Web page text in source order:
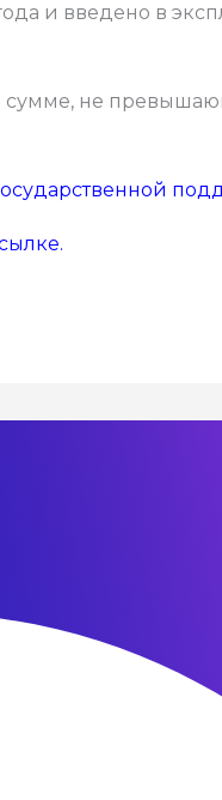
и введено в
сумме, не
.
ваше письмо и